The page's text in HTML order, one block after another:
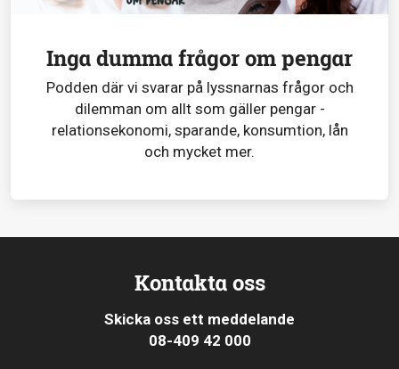
Inga dumma frågor om pengar
Podden där vi svarar på lyssnarnas frågor och
dilemman om allt som gäller pengar -
relationsekonomi, sparande, konsumtion, lån
och mycket mer.
Kontakta oss
Skicka oss ett meddelande
08-409 42 000